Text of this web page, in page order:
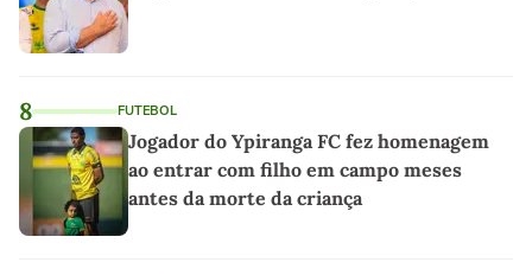
8 FUTEBOL
Jogador do Ypiranga FC fez homenagem
ao entrar com filho em campo meses
antes da morte da criança